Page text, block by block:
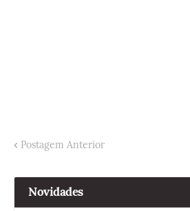
Postagem Anterior
Novidades